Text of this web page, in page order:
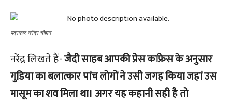
पत्रकार नरेंद्र चौहान
नरेंद्र लिखते हैं-जैदी साहब आपकी प्रेस कांफ्रेस के अनुसार
गुडिया का बलात्कार पांच लोगों ने उसी जगह किया जहां उस
मासूम का शव मिला था। अगर यह कहानी सही है ताे